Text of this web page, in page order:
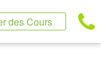
des Cours